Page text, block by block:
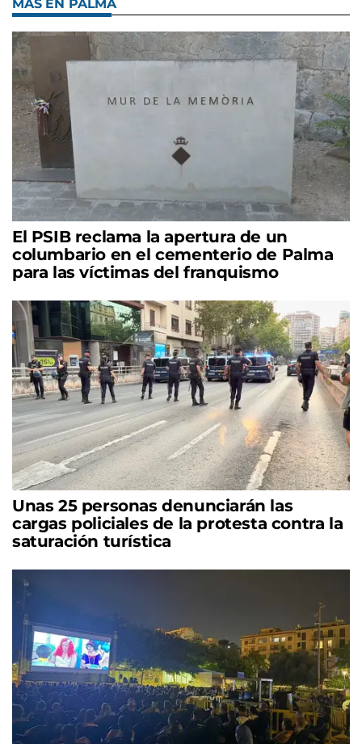
MÁS EN PALMA
El PSIB reclama la apertura de un
columbario en el cementerio de Palma
para las víctimas del franquismo
Unas 25 personas denunciarán las
cargas policiales de la protesta contra la
saturación turística